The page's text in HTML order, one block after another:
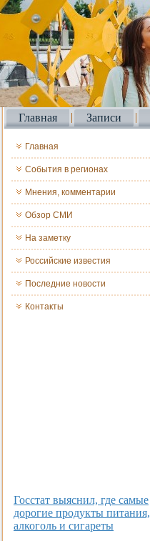
Главная Записи
Главная
События в регионах
Мнения, комментарии
Обзор СМИ
На заметку
Российские известия
Последние новости
Контакты
Госстат выяснил, где самые
дорогие продукты питания,
алкоголь и сигареты